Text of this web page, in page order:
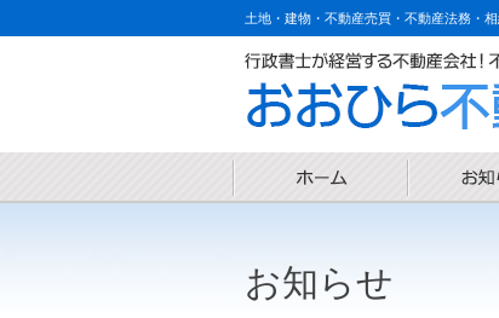
土地・建物・不動産売買・不動産法務・
お知らせ